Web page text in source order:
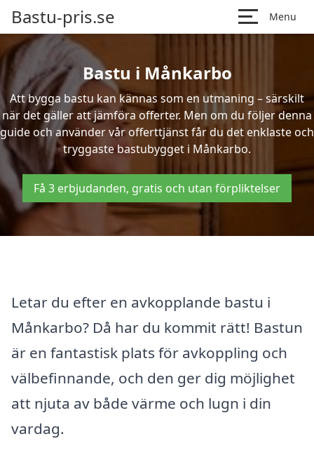
Bastu-pris.se Menu
Bastu i Månkarbo
Att bygga bastu kan kännas som en utmaning – särskilt
när det gäller att jämföra offerter. Men om du följer denna
guide och använder vår offerttjänst får du det enklaste och
tryggaste bastubygget i Månkarbo.
Få 3 erbjudanden, gratis och utan förpliktelser
Letar du efter en avkopplande bastu i
Månkarbo? Då har du kommit rätt! Bastun
är en fantastisk plats för avkoppling och
välbefinnande, och den ger dig möjlighet
att njuta av både värme och lugn i din
vardag.